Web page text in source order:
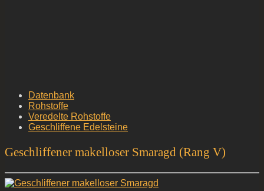
Datenbank
Rohstoffe
Veredelte Rohstoffe
Geschliffene Edelsteine
Geschliffener makelloser Smaragd (Rang V)